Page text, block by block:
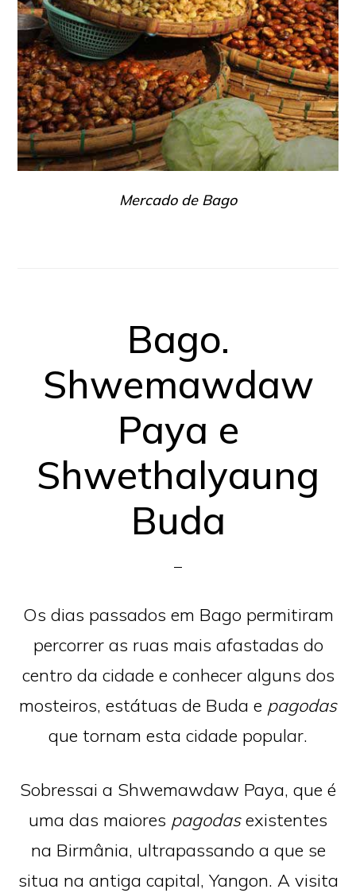
Mercado de Bago
Bago.
Shwemawdaw
Paya e
Shwethalyaung
Buda
Os dias passados em Bago permitiram
percorrer as ruas mais afastadas do
centro da cidade e conhecer alguns dos
mosteiros, estátuas de Buda e pagodas
que tornam esta cidade popular.
Sobressai a Shwemawdaw Paya, que é
uma das maiores pagodasexistentes
na Birmânia, ultrapassando a que se
situa na antiga capital, Yangon. A visita